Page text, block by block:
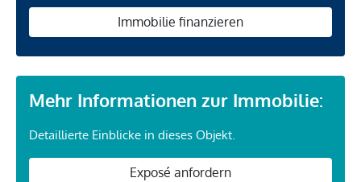
Immobilie finanzieren
Mehr Informationen zur Immobilie:
Detaillierte Einblicke in dieses Objekt.
Exposé anfordern